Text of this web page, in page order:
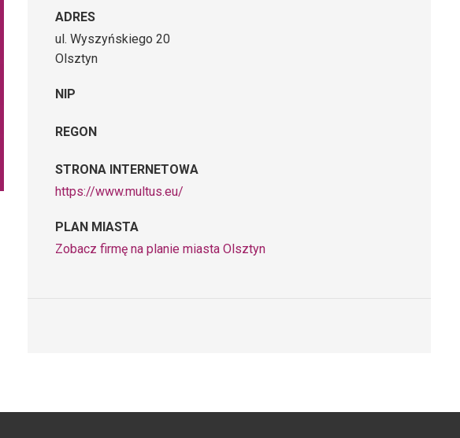
ADRES
ul. Wyszyńskiego 20
Olsztyn
NIP
REGON
STRONA INTERNETOWA
https://www.multus.eu/
PLAN MIASTA
Zobacz firmę na planie miasta Olsztyn